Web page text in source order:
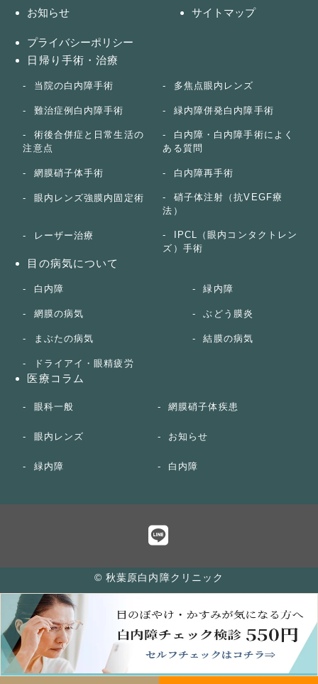
お知らせ サイトマップ
プライバシーポリシー
日帰り手術・治療
当院の白内障手術 多焦点眼内レンズ
難治症例白内障手術 緑内障併発白内障手術
術後合併症と日常生活の
注意点
白内障・白内障手術によく
ある質問
網膜硝子体手術 白内障再手術
眼内レンズ強膜内固定術
硝子体注射（抗VEGF療
法）
レーザー治療
IPCL（眼内コンタクトレン
ズ）手術
目の病気について
白内障 緑内障
網膜の病気 ぶどう膜炎
まぶたの病気 結膜の病気
ドライアイ・眼精疲労
医療コラム
眼科一般 網膜硝子体疾患
眼内レンズ お知らせ
緑内障 白内障
© 秋葉原白内障クリニック